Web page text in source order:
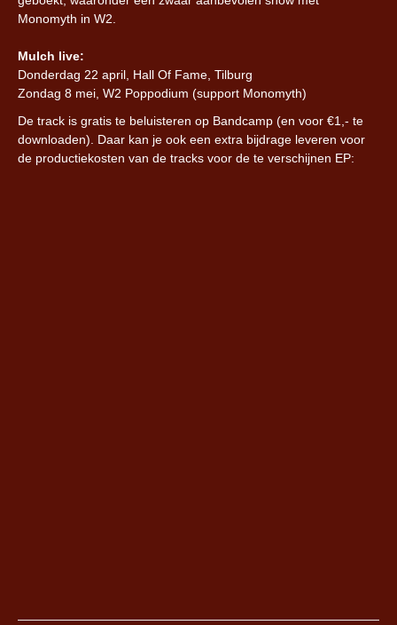
Monomyth in W2.
Mulch live:
Donderdag 22 april, Hall Of Fame, Tilburg
Zondag 8 mei, W2 Poppodium (support Monomyth)
De track is gratis te beluisteren op Bandcamp (en voor €1,- te
downloaden). Daar kan je ook een extra bijdrage leveren voor
de productiekosten van de tracks voor de te verschijnen EP: